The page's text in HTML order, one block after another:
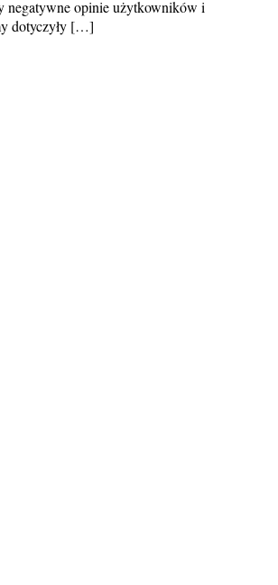
negatywne opinie użytkowników i
dotyczyły […]